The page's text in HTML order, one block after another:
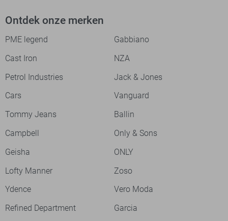
Ontdek onze merken
PME legend
Gabbiano
Cast Iron
NZA
Petrol Industries
Jack & Jones
Cars
Vanguard
Tommy Jeans
Ballin
Campbell
Only & Sons
Geisha
ONLY
Lofty Manner
Zoso
Ydence
Vero Moda
Refined Department
Garcia